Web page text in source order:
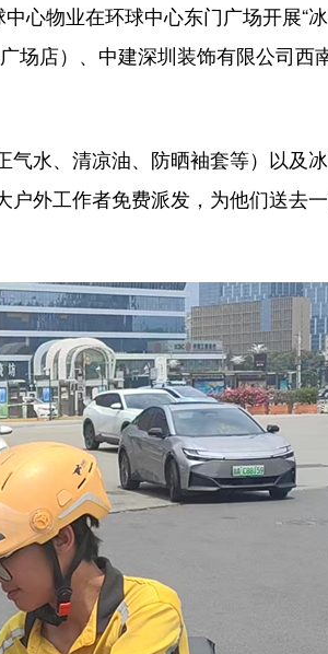
心物业在环球中心东门广场开展“
场店）、中建深圳装饰有限公司西
水、清凉油、防晒袖套等）以及
外工作者免费派发，为他们送去